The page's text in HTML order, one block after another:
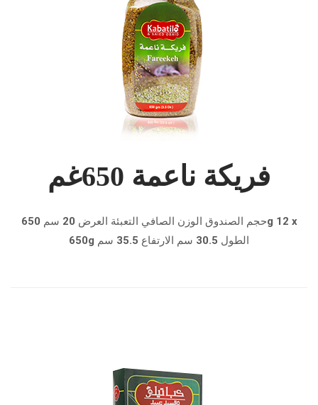
فريكة ناعمة 650غم
حجم الصندوق الوزن الصافي التعبئة العرض 20 سم 650g 12 x
650g الطول 30.5 سم الارتفاع 35.5 سم